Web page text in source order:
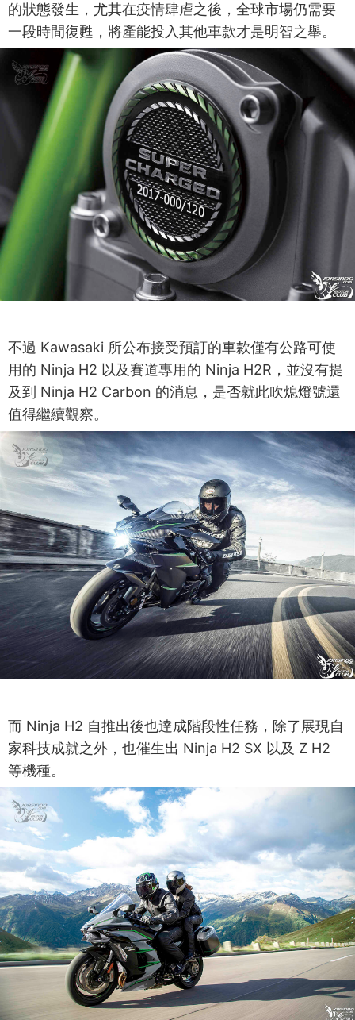
的狀態發生，尤其在疫情肆虐之後，全球市場仍需要
一段時間復甦，將產能投入其他車款才是明智之舉。
不過 Kawasaki 所公布接受預訂的車款僅有公路可使
用的 Ninja H2 以及賽道專用的 Ninja H2R，並沒有提
及到 Ninja H2 Carbon 的消息，是否就此吹熄燈號還
值得繼續觀察。
而 Ninja H2 自推出後也達成階段性任務，除了展現自
家科技成就之外，也催生出 Ninja H2 SX 以及 Z H2
等機種。